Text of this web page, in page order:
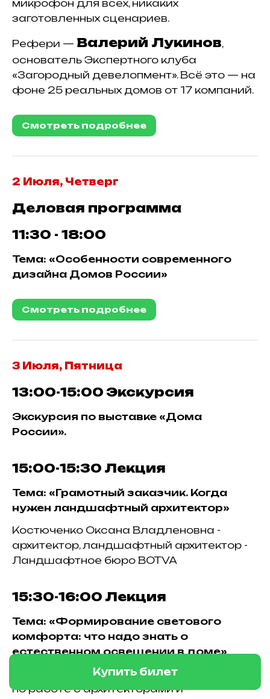
Купить билет
микрофон для всех, никаких
заготовленных сценариев.
Рефери — Валерий Лукинов,
основатель Экспертного клуба
«Загородный девелопмент». Всё это — на
фоне 25 реальных домов от 17 компаний.
Смотреть подробнее
2 Июля, Четверг
Деловая программа
11:30 - 18:00
Тема: «Особенности современного
дизайна Домов России»
Смотреть подробнее
3 Июля, Пятница
13:00-15:00 Экскурсия
Экскурсия по выставке «Дома
России».
15:00-15:30 Лекция
Тема: «Грамотный заказчик. Когда
нужен ландшафтный архитектор»
Костюченко Оксана Владленовна -
архитектор, ландшафтный архитектор -
Ландшафтное бюро BOTVA
15:30-16:00 Лекция
Тема: «Формирование светового
комфорта: что надо знать о
естественном освещении в доме»
Павел Каташев - руководитель отдела
по работе с архитекторами и
Как добраться?
На автомобиле: Выезжайте по
указателю на Истру / Алексино.
сосновый лес, охраняемая
территория FOREST CLUB.
Парковка:На территории
для гостей выставки.
Выставка проходит в
экологически чистом
районе Подмосковья